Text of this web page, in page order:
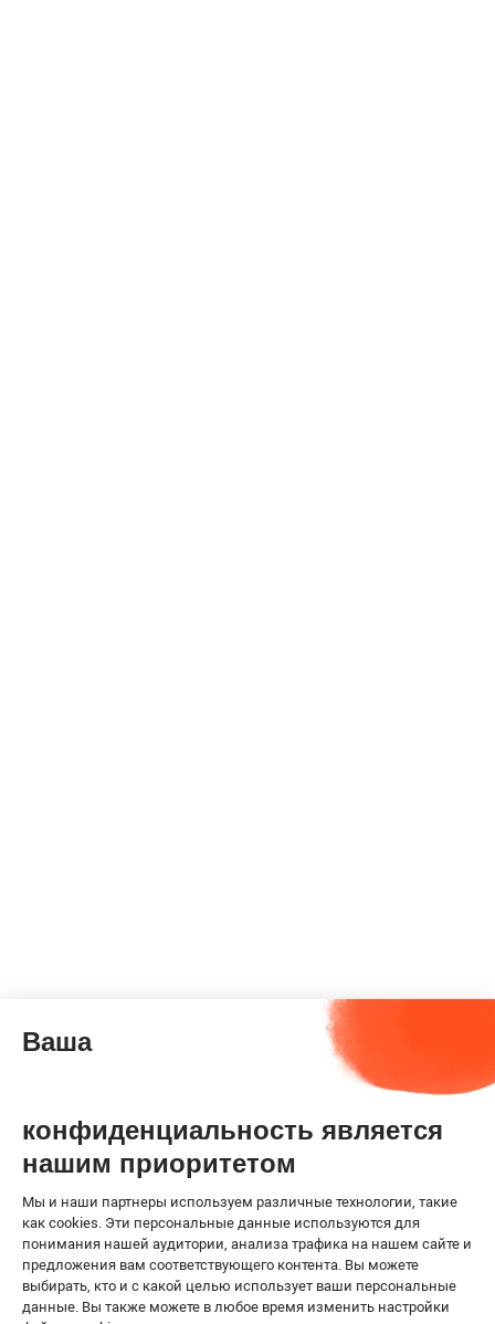
Ваша
конфиденциальность является
нашим приоритетом
Мы и наши партнеры используем различные технологии, такие
как cookies. Эти персональные данные используются для
понимания нашей аудитории, анализа трафика на нашем сайте и
предложения вам соответствующего контента. Вы можете
выбирать, кто и с какой целью использует ваши персональные
данные. Вы также можете в любое время изменить настройки